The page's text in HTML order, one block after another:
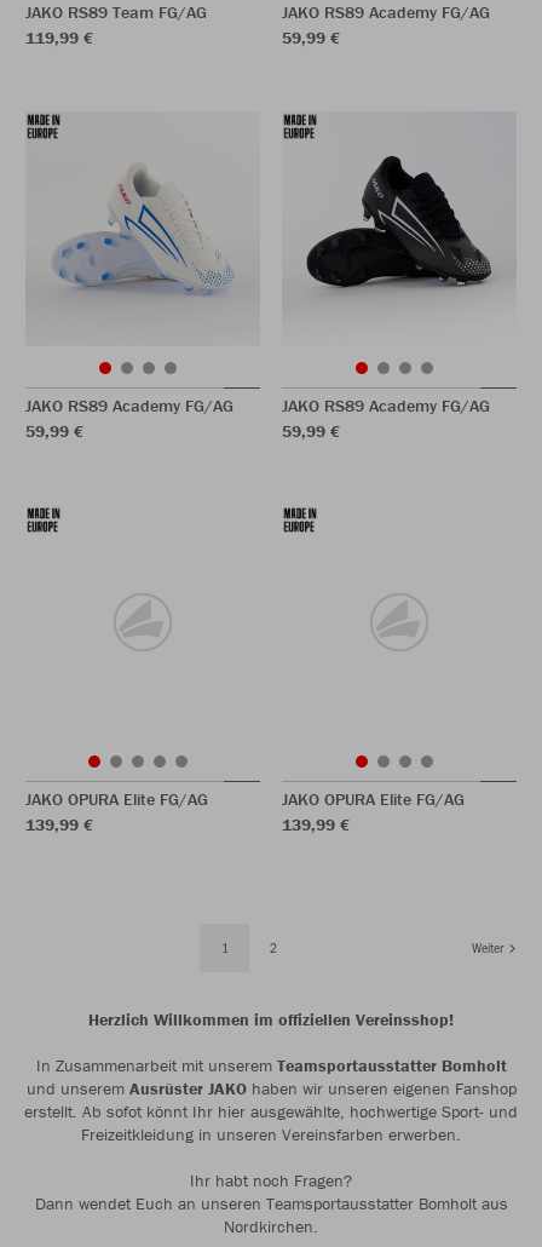
JAKO RS89 Team FG/AG
119,99 €
JAKO RS89 Academy FG/AG
59,99 €
JAKO RS89 Academy FG/AG
59,99 €
JAKO RS89 Academy FG/AG
59,99 €
JAKO OPURA Elite FG/AG
139,99 €
JAKO OPURA Elite FG/AG
139,99 €
1 2 Weiter
Herzlich Willkommen im offiziellen Vereinsshop!
In Zusammenarbeit mit unserem Teamsportausstatter Bomholt
und unseremAusrüster JAKOhaben wir unseren eigenen Fanshop
erstellt. Ab sofot könnt Ihr hier ausgewählte, hochwertige Sport- und
Freizeitkleidung in unseren Vereinsfarben erwerben.
Ihr habt noch Fragen?
Dann wendet Euch an unseren Teamsportausstatter Bomholt aus
Nordkirchen.